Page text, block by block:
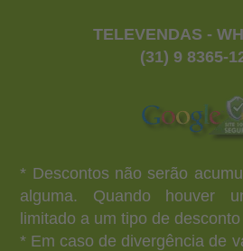
TELEVENDAS -
(31) 9 8365-
* Descontos não serão
alguma. Quando houver
limitado a um tipo de
* Em caso de divergência de